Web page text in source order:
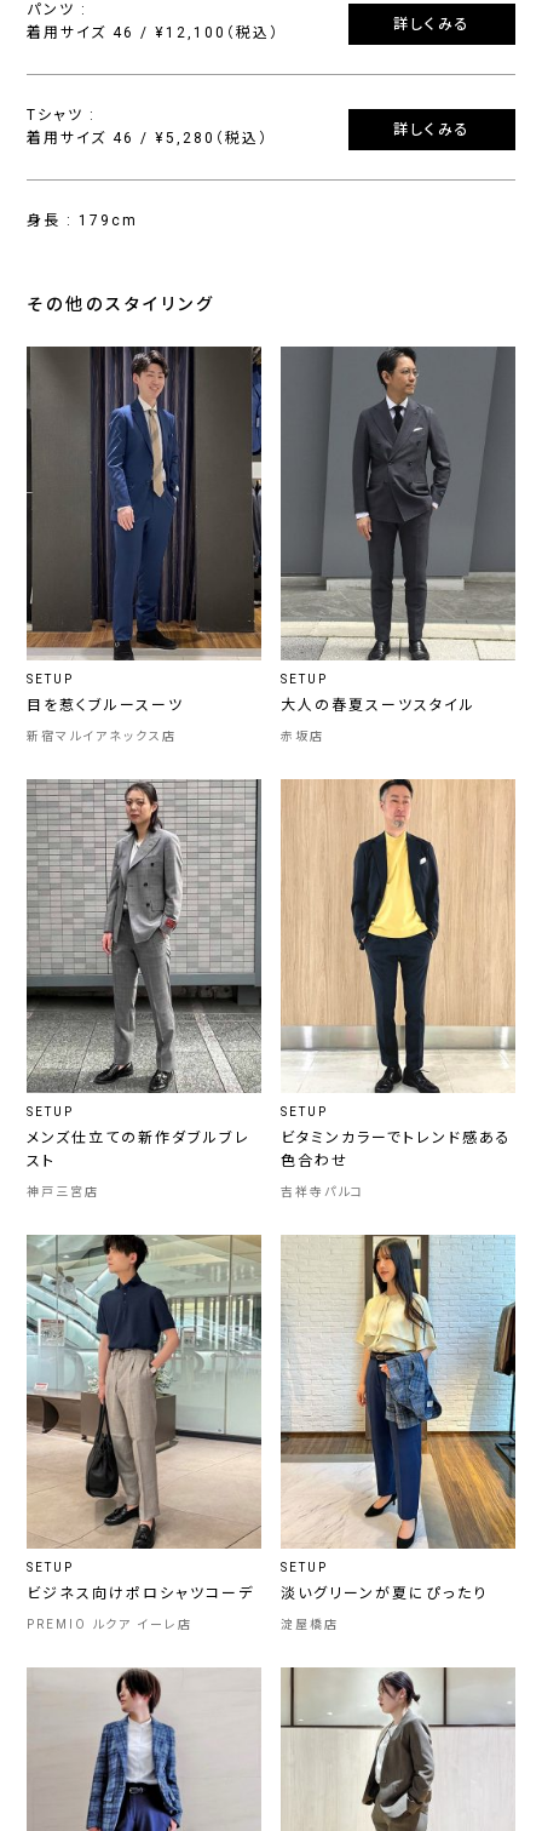
パンツ :
着用サイズ 46 / ¥12,100（税込）
詳しくみる
Tシャツ :
着用サイズ 46 / ¥5,280（税込）
詳しくみる
身長 : 179cm
その他のスタイリング
SETUP
目を惹くブルースーツ
新宿マルイアネックス店
SETUP
大人の春夏スーツスタイル
赤坂店
SETUP
メンズ仕立ての新作ダブルブレ
スト
神戸三宮店
SETUP
ビタミンカラーでトレンド感ある
色合わせ
吉祥寺パルコ
SETUP
ビジネス向けポロシャツコーデ
PREMIO ルクア イーレ店
SETUP
淡いグリーンが夏にぴったり
淀屋橋店